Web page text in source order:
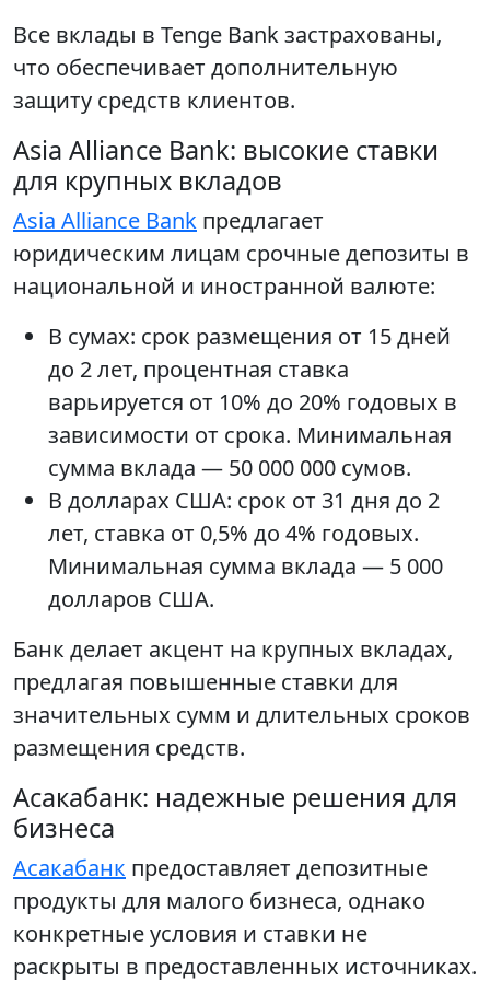
Все вклады в Tenge Bank застрахованы,
что обеспечивает дополнительную
защиту средств клиентов.
Asia Alliance Bank: высокие ставки
для крупных вкладов
Asia Alliance Bank предлагает
юридическим лицам срочные депозиты в
национальной и иностранной валюте:
В сумах: срок размещения от 15 дней
до 2 лет, процентная ставка
варьируется от 10% до 20% годовых в
зависимости от срока. Минимальная
сумма вклада — 50 000 000 сумов.
В долларах США: срок от 31 дня до 2
лет, ставка от 0,5% до 4% годовых.
Минимальная сумма вклада — 5 000
долларов США.
Банк делает акцент на крупных вкладах,
предлагая повышенные ставки для
значительных сумм и длительных сроков
размещения средств.
Асакабанк: надежные решения для
бизнеса
Асакабанк предоставляет депозитные
продукты для малого бизнеса, однако
конкретные условия и ставки не
раскрыты в предоставленных источниках.